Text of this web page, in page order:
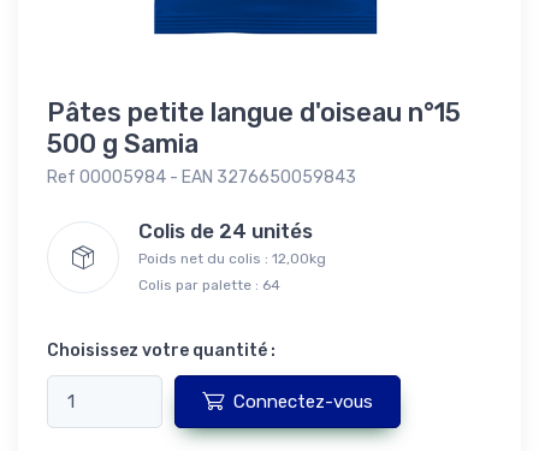
Pâtes petite langue d'oiseau n°15
500 g Samia
Ref 00005984 - EAN 3276650059843
Colis de 24 unités
Poids net du colis : 12,00kg
Colis par palette : 64
Choisissez votre quantité :
Connectez-vous